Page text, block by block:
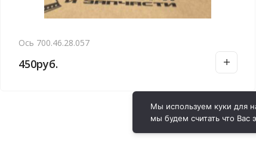
Ось 700.46.28.057
450руб.
Мы используем куки для
мы будем считать что Вас